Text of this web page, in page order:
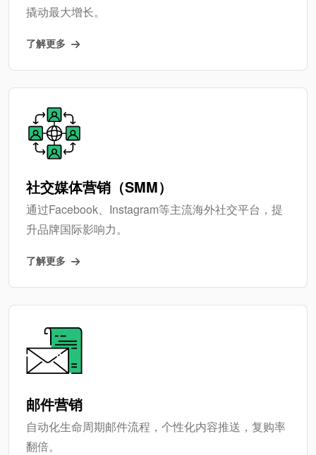
撬动最大增长。
了解更多
社交媒体营销（SMM）
通过Facebook、Instagram等主流海外社交平台，提
升品牌国际影响力。
了解更多
邮件营销
自动化生命周期邮件流程，个性化内容推送，复购率
翻倍。